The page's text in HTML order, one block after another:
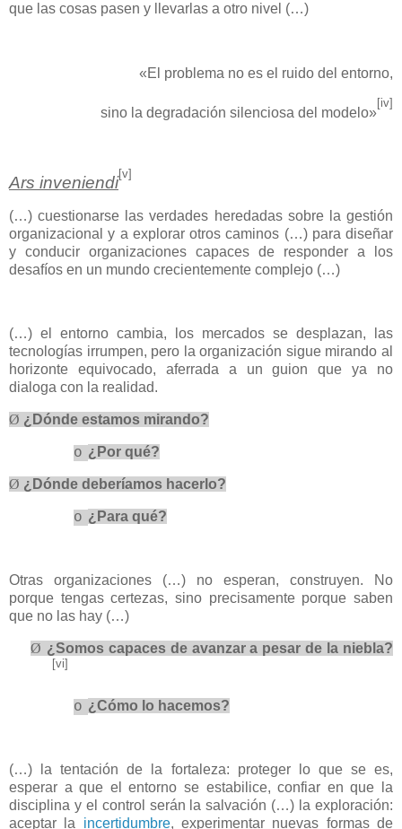
que las cosas pasen y llevarlas a otro nivel (…)
«El problema no es el ruido del entorno,
sino la degradación silenciosa del modelo»
[iv]
Ars inveniendi[v]
(…) cuestionarse las verdades heredadas sobre la gestión
organizacional y a explorar otros caminos (…) para diseñar
y conducir organizaciones capaces de responder a los
desafíos en un mundo crecientemente complejo (…)
(…) el entorno cambia, los mercados se desplazan, las
tecnologías irrumpen, pero la organización sigue mirando al
horizonte equivocado, aferrada a un guion que ya no
dialoga con la realidad.
Ø ¿Dónde estamos mirando?
o ¿Por qué?
Ø ¿Dónde deberíamos hacerlo?
o ¿Para qué?
Otras organizaciones (…) no esperan, construyen. No
porque tengas certezas, sino precisamente porque saben
que no las hay (…)
Ø ¿Somos capaces de avanzar a pesar de la niebla?
[vi]
o ¿Cómo lo hacemos?
(…) la tentación de la fortaleza: proteger lo que se es,
esperar a que el entorno se estabilice, confiar en que la
disciplina y el control serán la salvación (…) la exploración:
aceptar la incertidumbre, experimentar nuevas formas de